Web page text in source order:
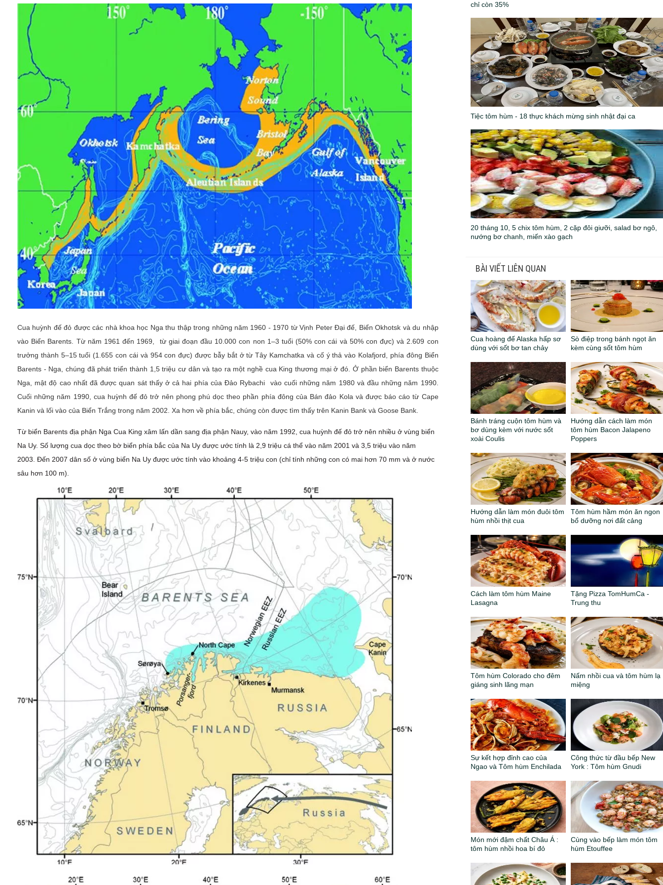
Cua huỳnh đế đỏ được các nhà khoa học Nga thu thập trong những năm 1960 - 1970 từ Vịnh Peter Đại đế, Biển Okhotsk và du nhập
vào Biển Barents. Từ năm 1961 đến 1969, từ giai đoạn đầu 10.000 con non 1–3 tuổi (50% con cái và 50% con đực) và 2.609 con
trưởng thành 5–15 tuổi (1.655 con cái và 954 con đực) được bẫy bắt ở từ Tây Kamchatka và cố ý thả vào Kolafjord, phía đông Biển
Barents - Nga, chúng đã phát triển thành 1,5 triệu cư dân và tạo ra một nghề cua King thương mại ở đó. Ở phần biển Barents thuộc
Nga, mật độ cao nhất đã được quan sát thấy ở cả hai phía của Đảo Rybachi vào cuối những năm 1980 và đầu những năm 1990.
Cuối những năm 1990, cua huỳnh đế đỏ trở nên phong phú dọc theo phần phía đông của Bán đảo Kola và được báo cáo từ Cape
Kanin và lối vào của Biển Trắng trong năm 2002. Xa hơn về phía bắc, chúng còn được tìm thấy trên Kanin Bank và Goose Bank.
Từ biển Barents địa phận Nga Cua King xâm lấn dần sang địa phận Nauy, vào năm 1992, cua huỳnh đế đỏ trở nên nhiều ở vùng biển
Na Uy. Số lượng cua dọc theo bờ biển phía bắc của Na Uy được ước tính là 2,9 triệu cá thể vào năm 2001 và 3,5 triệu vào năm
2003. Đến 2007 dân số ở vùng biển Na Uy được ước tính vào khoảng 4-5 triệu con (chỉ tính những con có mai hơn 70 mm và ở nước
sâu hơn 100 m).
chỉ còn 35%
Tiệc tôm hùm - 18 thực khách mừng sinh nhật đại ca
20 tháng 10, 5 chix tôm hùm, 2 cặp đôi giưỡi, salad bơ ngô,
nướng bơ chanh, miến xào gạch
BÀI VIẾT LIÊN QUAN
Cua hoàng đế Alaska hấp sơ
dùng với sốt bơ tan chảy
Sò điệp trong bánh ngọt ăn
kèm cùng sốt tôm hùm
Bánh tráng cuộn tôm hùm và
bơ dùng kèm với nước sốt
xoài Coulis
Hướng dẫn cách làm món
tôm hùm Bacon Jalapeno
Poppers
Hướng dẫn làm món đuôi tôm
hùm nhồi thịt cua
Tôm hùm hầm món ăn ngon
bổ dưỡng nơi đất cảng
Cách làm tôm hùm Maine
Lasagna
Tặng Pizza TomHumCa -
Trung thu
Tôm hùm Colorado cho đêm
giáng sinh lãng mạn
Nấm nhồi cua và tôm hùm lạ
miệng
Sự kết hợp đỉnh cao của
Ngao và Tôm hùm Enchilada
Công thức từ đầu bếp New
York : Tôm hùm Gnudi
Món mới đậm chất Châu Á :
tôm hùm nhồi hoa bí đỏ
Cùng vào bếp làm món tôm
hùm Etouffee